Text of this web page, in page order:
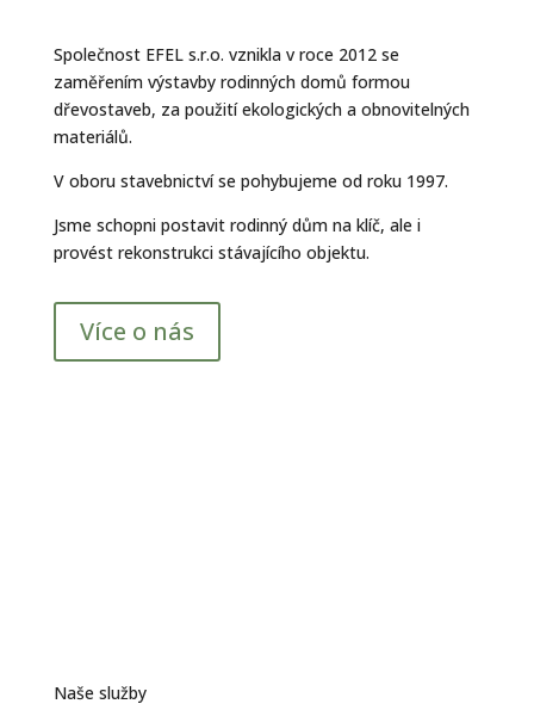
Společnost EFEL s.r.o. vznikla v roce 2012 se
zaměřením výstavby rodinných domů formou
dřevostaveb, za použití ekologických a obnovitelných
materiálů.
V oboru stavebnictví se pohybujeme od roku 1997.
Jsme schopni postavit rodinný dům na klíč, ale i
provést rekonstrukci stávajícího objektu.
Více o nás
Naše služby